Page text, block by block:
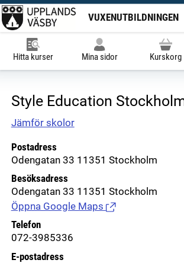
VUXENUTBILDNINGEN
Hitta kurser Mina sidor Kurskorg
Style Education
Jämför skolor
Postadress
Odengatan 33 11351 Stockholm
Besöksadress
Odengatan 33 11351 Stockholm
Öppna Google Maps (Länk till extern
Telefon
072-3985336
E-postadress